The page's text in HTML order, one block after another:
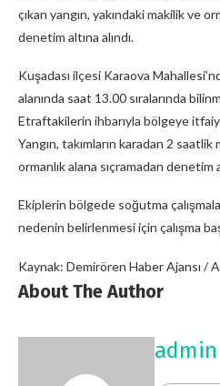
çıkan yangın, yakındaki makilik ve
denetim altına alındı.
Kuşadası ilçesi Karaova
alanında saat 13.00 sıralarında
Etraftakilerin ihbarıyla bölgeye
Yangın, takımların karadan 2
ormanlık alana sıçramadan denetim
Ekiplerin bölgede soğutma
nedenin belirlenmesi için çalışma
Kaynak: Demirören Haber Ajansı /
About The Author
admin